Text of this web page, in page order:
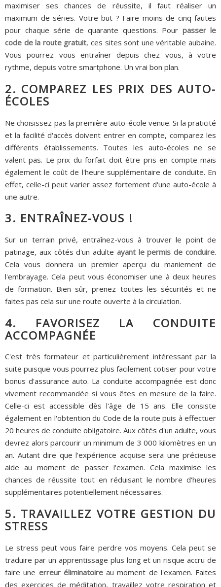
maximiser ses chances de réussite, il faut réaliser un
maximum de séries. Votre but ? Faire moins de cinq fautes
pour chaque série de quarante questions. Pour passer le
code de la route gratuit, ces sites sont une véritable aubaine.
Vous pourrez vous entraîner depuis chez vous, à votre
rythme, depuis votre smartphone. Un vrai bon plan.
2. COMPAREZ LES PRIX DES AUTO-
ÉCOLES
Ne choisissez pas la première auto-école venue. Si la praticité
et la facilité d'accès doivent entrer en compte, comparez les
différents établissements. Toutes les auto-écoles ne se
valent pas. Le prix du forfait doit être pris en compte mais
également le coût de l'heure supplémentaire de conduite. En
effet, celle-ci peut varier assez fortement d'une auto-école à
une autre.
3. ENTRAÎNEZ-VOUS !
Sur un terrain privé, entraînez-vous à trouver le point de
patinage, aux côtés d'un adulte ayant le permis de conduire.
Cela vous donnera un premier aperçu du maniement de
l'embrayage. Cela peut vous économiser une à deux heures
de formation. Bien sûr, prenez toutes les sécurités et ne
faites pas cela sur une route ouverte à la circulation.
4. FAVORISEZ LA CONDUITE
ACCOMPAGNÉE
C'est très formateur et particulièrement intéressant par la
suite puisque vous pourrez plus facilement cotiser pour votre
bonus d'assurance auto. La conduite accompagnée est donc
vivement recommandée si vous êtes en mesure de la faire.
Celle-ci est accessible dès l'âge de 15 ans. Elle consiste
également en l'obtention du Code de la route puis à effectuer
20 heures de conduite obligatoire. Aux côtés d'un adulte, vous
devrez alors parcourir un minimum de 3 000 kilomètres en un
an. Autant dire que l'expérience acquise sera une précieuse
aide au moment de passer l'examen. Cela maximise les
chances de réussite tout en réduisant le nombre d'heures
supplémentaires potentiellement nécessaires.
5. TRAVAILLEZ VOTRE GESTION DU
STRESS
Le stress peut vous faire perdre vos moyens. Cela peut se
traduire par un apprentissage plus long et un risque accru de
faire une erreur éliminatoireau moment de l'examen. Faites
des exercices de méditation, travaillez votre respiration et